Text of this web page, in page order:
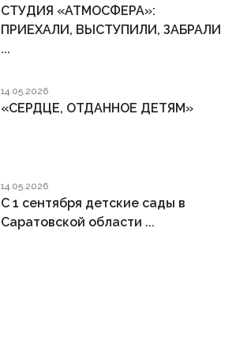
СТУДИЯ «АТМОСФЕРА»:
ПРИЕХАЛИ, ВЫСТУПИЛИ, ЗАБРАЛИ
...
14.05.2026
«СЕРДЦЕ, ОТДАННОЕ ДЕТЯМ»
14.05.2026
С 1 сентября детские сады в
Саратовской области ...